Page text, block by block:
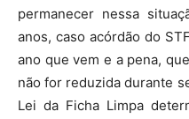
permanecer nessa
anos, caso acórdão do
ano que vem e a pena,
não for reduzida durante
Lei da Ficha Limpa